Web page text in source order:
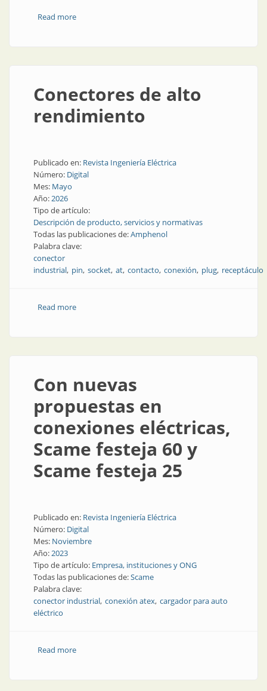
Read moreabout Conectores industriales
Conectores de alto
rendimiento
Publicado en: Revista Ingeniería Eléctrica
Número: Digital
Mes: Mayo
Año:2026
Tipo de artículo:
Descripción de producto, servicios y normativas
Todas las publicaciones de:Amphenol
Palabra clave:
conector
industrial pin socket at contacto conexión plug receptáculo
Read moreabout Conectores de alto rendimiento
Con nuevas
propuestas en
conexiones eléctricas,
Scame festeja 60 y
Scame festeja 25
Publicado en: Revista Ingeniería Eléctrica
Número: Digital
Mes: Noviembre
Año:2023
Tipo de artículo: Empresa, instituciones y ONG
Todas las publicaciones de:Scame
Palabra clave:
conector industrial conexión atex cargador para auto
eléctrico
Read moreabout Con nuevas propuestas en conexiones